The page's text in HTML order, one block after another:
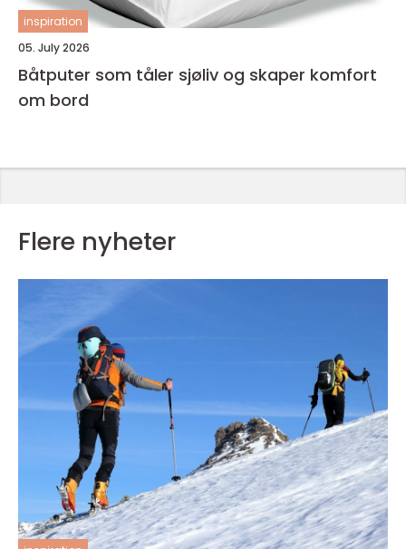
inspiration
05. July 2026
Båtputer som tåler sjøliv og skaper komfort
om bord
Flere nyheter